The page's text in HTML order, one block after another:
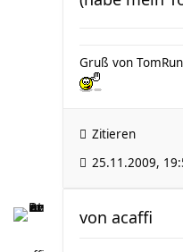
Gruß von TomRun
Zitieren
25.11.2009,
von acaffi